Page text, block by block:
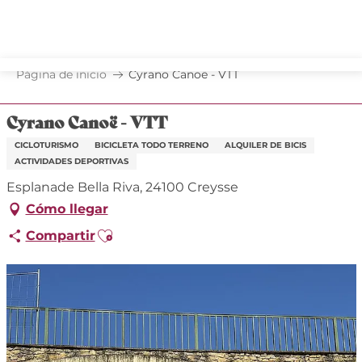
principal
Página de inicio Cyrano Canoë - VTT
Cyrano Canoë - VTT
CICLOTURISMO BICICLETA TODO TERRENO
ALQUILER DE BICIS
ACTIVIDADES DEPORTIVAS
Esplanade Bella Riva, 24100 Creysse
Cómo llegar
CompartirAjouter aux favoris